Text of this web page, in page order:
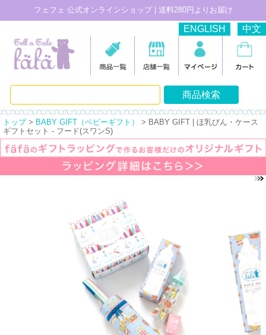
フェフェ 公式オンラインショップ | 送料280円よりお届け
ENGLISH 中文
トップ> BABY GIFT（ベビーギフト）
> BABY GIFT | ほ乳びん・ケース
ギフトセット - フード(スワンS)